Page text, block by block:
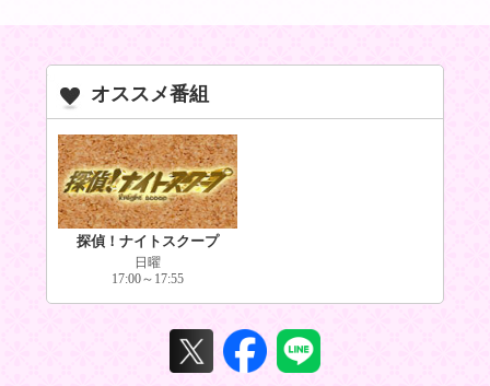
オススメ番組
探偵！ナイトスクープ
日曜
17:00～17:55